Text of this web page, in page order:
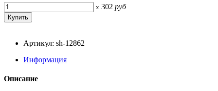
x 302 руб
Артикул: sh-12862
Информация
Описание